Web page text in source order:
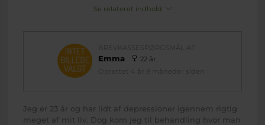
Se relateret indhold
BREVKASSESPØRGSMÅL AF
Emma
22 år
Oprettet 4 år 8 måneder siden
Jeg er 23 år og har lidt af depressioner igennem rigtig
meget af mit liv. Dog kom jeg til behandling hvor man